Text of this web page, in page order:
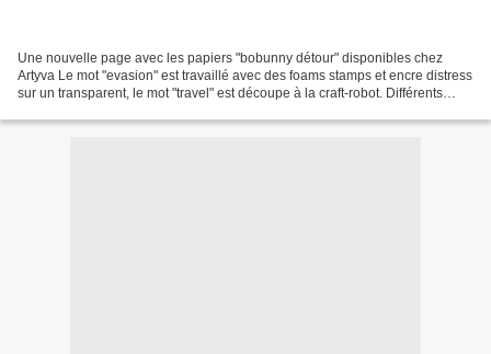
Une nouvelle page avec les papiers "bobunny détour" disponibles chez
Artyva Le mot "evasion" est travaillé avec des foams stamps et encre distress
sur un transparent, le mot "travel" est découpe à la craft-robot. Différents